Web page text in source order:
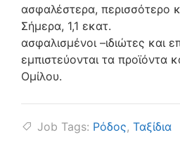
ασφαλέστερα, περισσότερο
Σήμερα, 1,1 εκατ.
ασφαλισμένοι –ιδιώτες και
εμπιστεύονται τα προϊόντα
Ομίλου.
Job Tags: Ρόδος, Ταξίδια